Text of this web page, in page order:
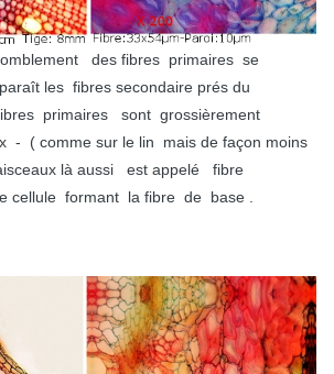
des fibres primaires se
les fibres secondaire prés du
primaires sont grossièrement
- ( comme sur le lin mais de façon moins
là aussi est appelé fibre
cellule formant la fibre de base .